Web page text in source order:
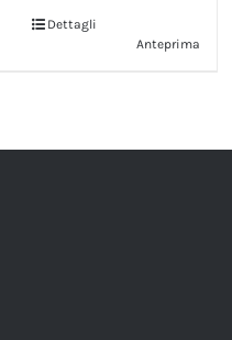
è:
Dettagli
Anteprima